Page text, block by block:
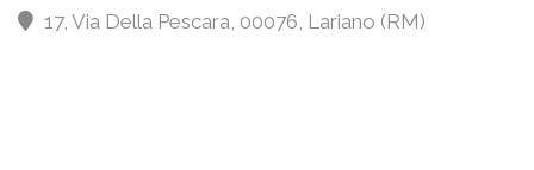
17, Via Della Pescara, 00076, Lariano (RM)